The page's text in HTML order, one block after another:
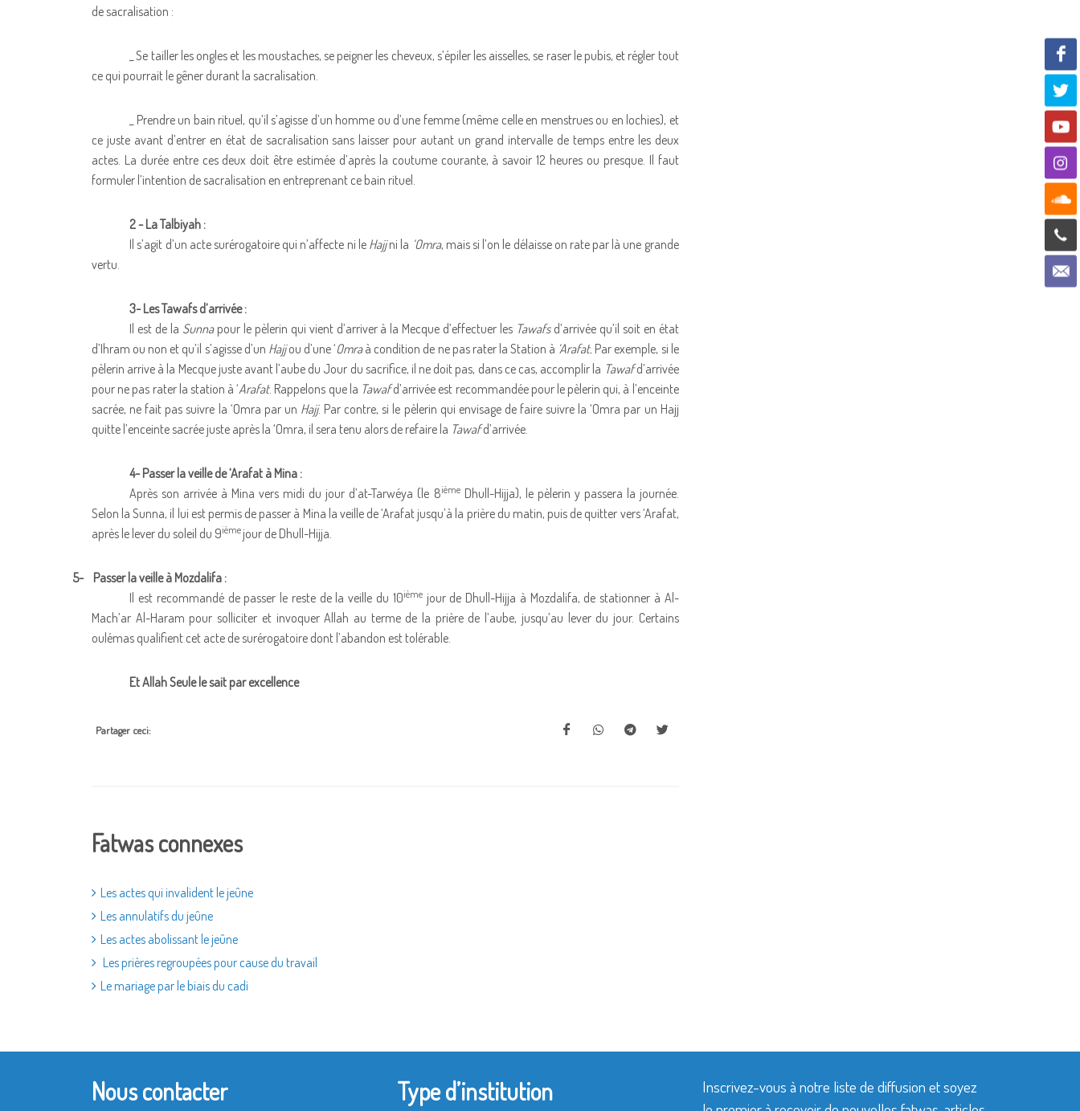
de sacralisation :
_ Se tailler les ongles et les moustaches, se peigner les cheveux, s’épiler les aisselles, se raser le pubis, et régler tout
ce qui pourrait le gêner durant la sacralisation.
_ Prendre un bain rituel, qu’il s’agisse d’un homme ou d’une femme (même celle en menstrues ou en lochies), et
ce juste avant d’entrer en état de sacralisation sans laisser pour autant un grand intervalle de temps entre les deux
actes. La durée entre ces deux doit être estimée d’après la coutume courante, à savoir 12 heures ou presque. Il faut
formuler l’intention de sacralisation en entreprenant ce bain rituel.
2 - La Talbiyah :
Il s’agit d’un acte surérogatoire qui n’affecte ni le Hajjni la ‘Omra, mais si l’on le délaisse on rate par là une grande
vertu.
3- Les Tawafs d’arrivée :
Il est de la Sunnapour le pèlerin qui vient d’arriver à la Mecque d’effectuer les Tawafsd’arrivée qu’il soit en état
d’Ihram ou non et qu’il s’agisse d’un Hajjou d’une ‘Omraà condition de ne pas rater la Station à ‘Arafat. Par exemple, si le
pèlerin arrive à la Mecque juste avant l’aube du Jour du sacrifice, il ne doit pas, dans ce cas, accomplir la Tawafd’arrivée
pour ne pas rater la station à ‘Arafat. Rappelons que la Tawafd’arrivée est recommandée pour le pèlerin qui, à l’enceinte
sacrée, ne fait pas suivre la ‘Omra par un Hajj. Par contre, si le pèlerin qui envisage de faire suivre la ‘Omra par un Hajj
quitte l’enceinte sacrée juste après la ‘Omra, il sera tenu alors de refaire la Tawafd’arrivée.
4- Passer la veille de ‘Arafat à Mina :
Après son arrivée à Mina vers midi du jour d’at-Tarwéya (le 8ièmeDhull-Hijja), le pèlerin y passera la journée.
Selon la Sunna, il lui est permis de passer à Mina la veille de ‘Arafat jusqu’à la prière du matin, puis de quitter vers ‘Arafat,
après le lever du soleil du 9ième jour de Dhull-Hijja.
5-
Passer la veille à Mozdalifa :
Il est recommandé de passer le reste de la veille du 10ièmejour de Dhull-Hijja à Mozdalifa, de stationner à Al-
Mach’ar Al-Haram pour solliciter et invoquer Allah au terme de la prière de l’aube, jusqu’au lever du jour. Certains
oulémas qualifient cet acte de surérogatoire dont l’abandon est tolérable.
Et Allah Seule le sait par excellence
Partager ceci:
Fatwas connexes
Les actes qui invalident le jeûne
Les annulatifs du jeûne
Les actes abolissant le jeûne
Les prières regroupées pour cause du travail
Le mariage par le biais du cadi
Nous contacter Type d’institution
Inscrivez-vous à notre liste de diffusion et soyez